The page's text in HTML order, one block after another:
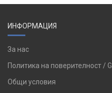
ИНФОРМАЦИЯ
За нас
Политика на поверителност /
Общи условия